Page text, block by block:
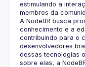
estimulando a
A NodeBR busca
conhecimento e a
contribuindo para o
desenvolvedores
dessas tecnologias
sobre elas, a